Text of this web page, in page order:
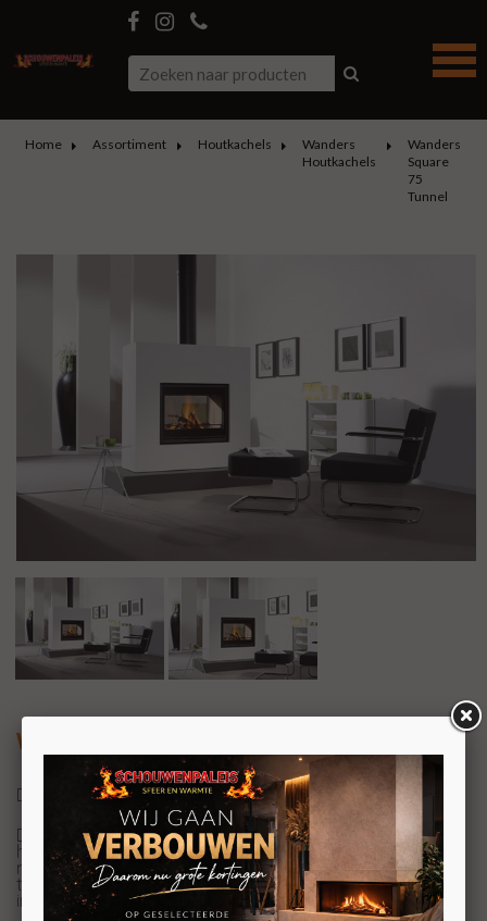
Home Assortiment Houtkachels
Wanders
Houtkachels
Wanders
Square
75
Tunnel
Wanders Square 75 Tunnel
De Wanders Square 75 Tunnel
De Wanders Square 75 Tunnel is één van de weinige
houthaarden met doorkijk. De haard is prachtig in het
midden van een woon/werkruimte of als verbinding
tussen twee ruimtes. De haard heeft een kleine
inbouwdiepte van slechts 37,6 cm.